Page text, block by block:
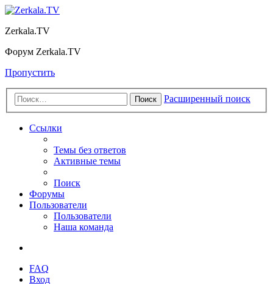
Zerkala.TV
Форум Zerkala.TV
Пропустить
Поиск Расширенный поиск
Ссылки
Темы без ответов
Активные темы
Поиск
Форумы
Пользователи
Пользователи
Наша команда
FAQ
Вход